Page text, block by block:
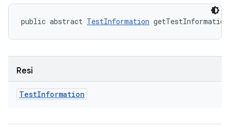
public abstract TestInformation
Resi
TestInformation